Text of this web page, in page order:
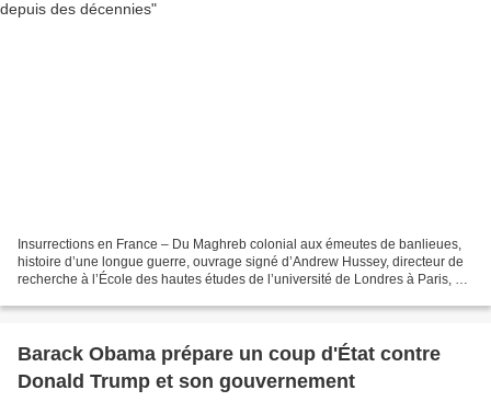
Insurrections en France – Du Maghreb colonial aux émeutes de banlieues,
histoire d’une longue guerre, ouvrage signé d’Andrew Hussey, directeur de
recherche à l’École des hautes études de l’université de Londres à Paris, est
Barack Obama prépare un coup d'État contre
Donald Trump et son gouvernement